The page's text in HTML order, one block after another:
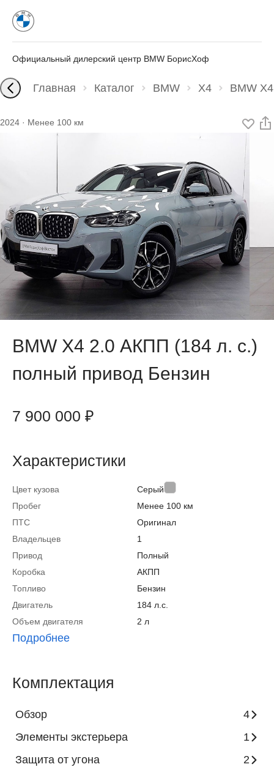
Официальный дилерский центр BMW БорисХоф
Главная Каталог BMW X4 BMW
2024 · Менее 100 км
BMW X4 2.0 АКПП (184 л. с.)
полный привод Бензин
7 900 000 ₽
Характеристики
Цвет кузова
Серый
Пробег
Менее 100 км
ПТС
Оригинал
Владельцев
1
Привод
Полный
Коробка
АКПП
Топливо
Бензин
Двигатель
184 л.с.
Объем двигателя
2 л
Подробнее
Комплектация
Обзор
4
Элементы экстерьера
1
Защита от угона
2